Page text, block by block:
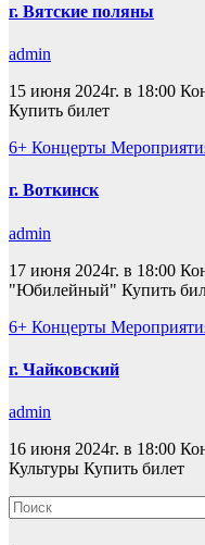
г. Вятские поляны
admin
15 июня 2024г. в 18:00
Купить билет
6+ Концерты
г. Воткинск
admin
17 июня 2024г. в 18:00
"Юбилейный" Купить
6+ Концерты
г. Чайковский
admin
16 июня 2024г. в 18:00
Культуры Купить билет